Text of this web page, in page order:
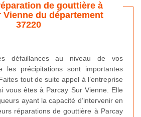
de gouttière à
Vienne du département
37220
défaillances au niveau de vos
les précipitations sont importantes
tout de suite appel à l’entreprise
vous êtes à Parcay Sur Vienne. Elle
ayant la capacité d’intervenir en
réparations de gouttière à Parcay